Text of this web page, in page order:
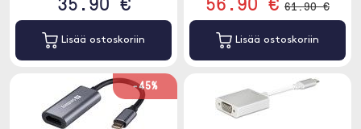
Lisää ostoskoriin
61.90 €
Lisää ostoskoriin
-45%